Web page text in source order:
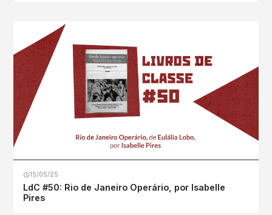
15/05/25
LdC #50: Rio de Janeiro Operário, por Isabelle
Pires